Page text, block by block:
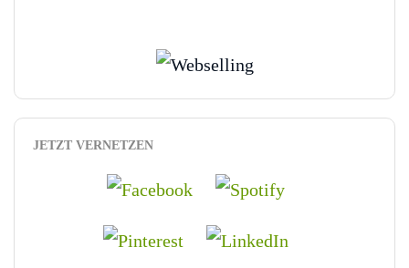
JETZT VERNETZEN